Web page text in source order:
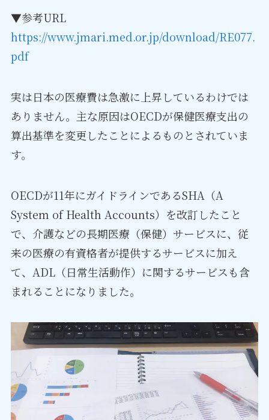
▼参考URL
https://www.jmari.med.or.jp/download/RE077.
pdf
実は日本の医療費は急激に上昇しているわけでは
ありません。主な原因はOECDが保健医療支出の
算出基準を変更したことによるものとされていま
す。
OECDが11年にガイドラインであるSHA（A
System of Health Accounts）を改訂したこと
で、介護などの長期医療（保健）サービスに、従
来の医療の有資格者が提供するサービスに加え
て、ADL（日常生活動作）に関するサービスも含
まれることになりました。